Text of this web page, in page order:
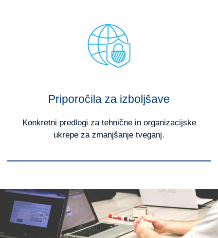
Priporočila za izboljšave
Konkretni predlogi za tehnične in organizacijske
ukrepe za zmanjšanje tveganj.